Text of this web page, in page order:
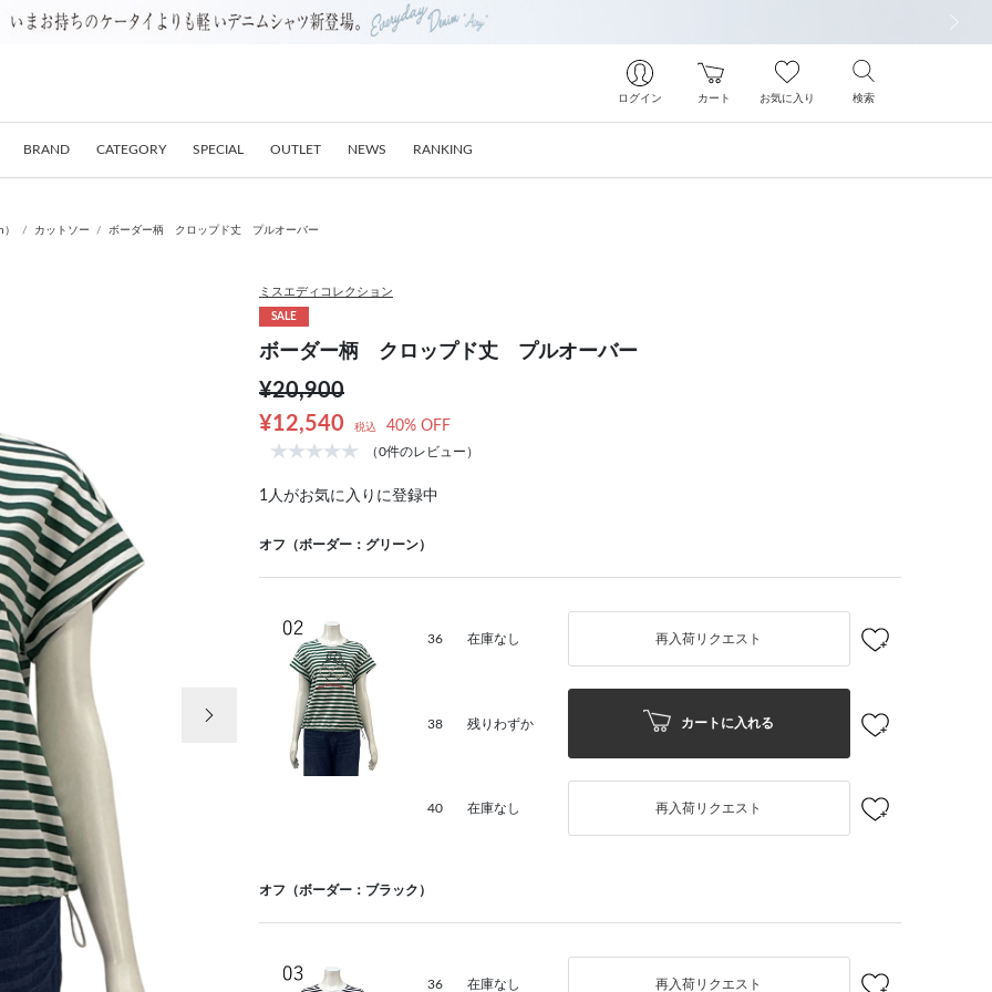
ログイン カート お気に入り 検索
BRAND CATEGORY SPECIAL OUTLET NEWS RANKING
カットソー ボーダー柄 クロップド丈 プルオーバー
ミスエディコレクション
SALE
ボーダー柄 クロップド丈 プルオーバー
¥20,900
¥12,540
税込 40% OFF
（0件のレビュー）
1人がお気に入りに登録中
オフ（ボーダー：グリーン）
36 在庫なし 再入荷リクエスト
38 残りわずか カートに入れる
40 在庫なし 再入荷リクエスト
オフ（ボーダー：ブラック）
36 在庫なし 再入荷リクエスト